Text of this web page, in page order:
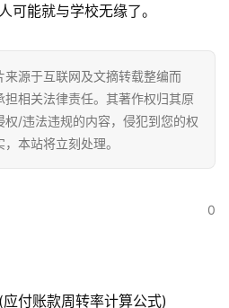
可能就与学校无缘了。
源于互联网及文摘转载整编而
相关法律责任。其著作权归其原
/违法违规的内容，侵犯到您的权
本站将立刻处理。
0
付账款周转率计算公式)